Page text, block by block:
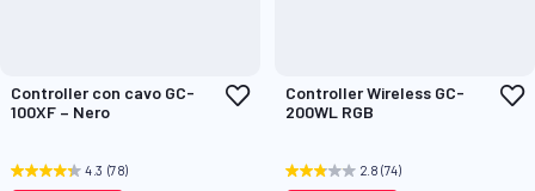
Controller con cavo GC-
100XF – Nero
Aggiungi
4.3 (78)
Controller Wireless GC-
200WL RGB
2.8 (74)